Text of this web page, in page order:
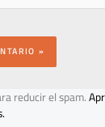
reducir el spam.